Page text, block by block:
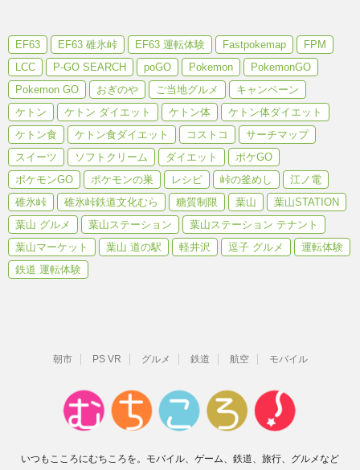
EF63 EF63 碓氷峠 EF63 運転体験 Fastpokemap
FPM
LCC
P-GO SEARCH poGO Pokemon
PokemonGO
Pokemon GO
おぎのや ご当地グルメ
キャンペーン
ケトン
ケトン ダイエット ケトン体
ケトン体ダイエット
ケトン食
ケトン食ダイエット コストコ
サーチマップ
スイーツ
ソフトクリーム ダイエット
ポケGO
ポケモンGO
ポケモンの巣 レシピ 峠の釜めし
江ノ電
碓氷峠
碓氷峠鉄道文化むら 糖質制限 葉山
葉山STATION
葉山 グルメ
葉山ステーション
葉山ステーション テナント
葉山マーケット
葉山 道の駅 軽井沢 逗子 グルメ
運転体験
鉄道 運転体験
朝市 PS VR グルメ 鉄道 航空 モバイル
いつもこころにむちころを。モバイル、ゲーム、鉄道、旅行、グルメなど